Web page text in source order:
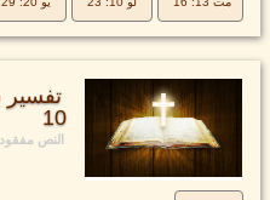
10
النص مفقود